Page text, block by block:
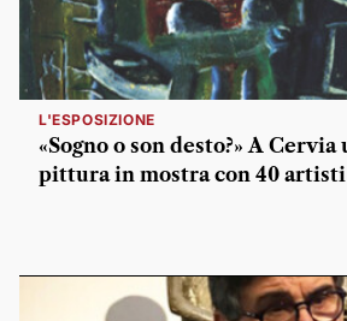
L'ESPOSIZIONE
«Sogno o son desto?» A
pittura in mostra con 40 artisti